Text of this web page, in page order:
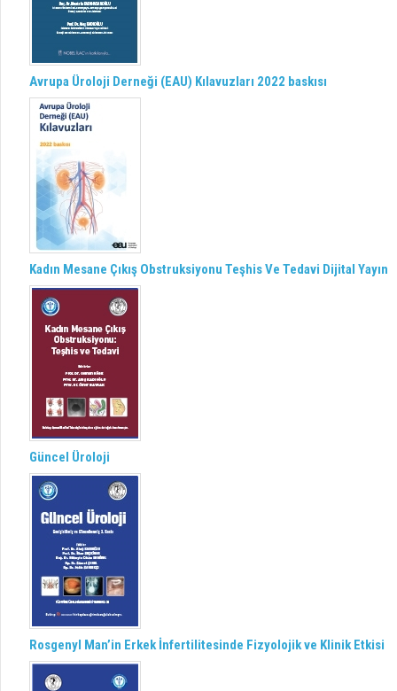
Avrupa Üroloji Derneği (EAU) Kılavuzları 2022 baskısı
Kadın Mesane Çıkış Obstruksiyonu Teşhis Ve Tedavi Dijital Yayın
Güncel Üroloji
Rosgenyl Man’in Erkek İnfertilitesinde Fizyolojik ve Klinik Etkisi